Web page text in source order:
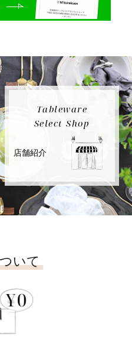
Tableware
Select Shop
店舗紹介
いて